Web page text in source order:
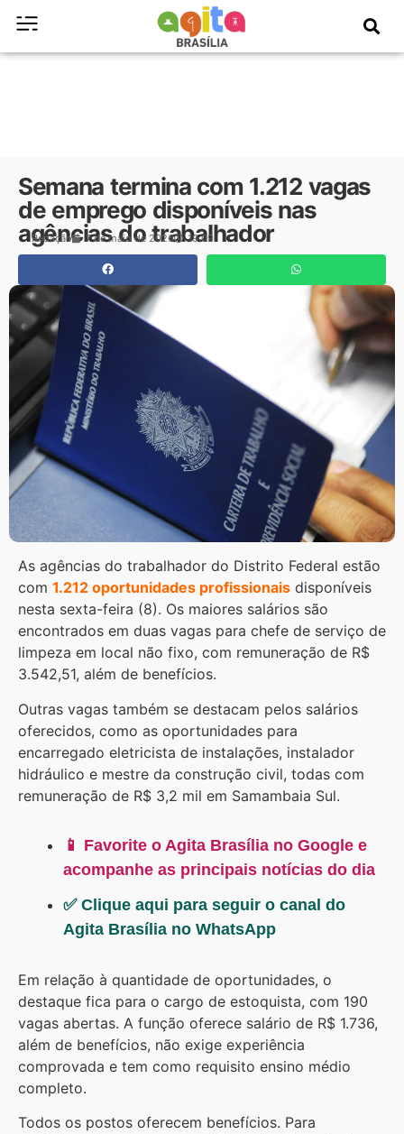
Semana termina com 1.212 vagas
de emprego disponíveis nas
agências do trabalhador
Redação 7 de maio de 2026 19:09
As agências do trabalhador do Distrito Federal estão
com 1.212 oportunidades profissionais disponíveis
nesta sexta-feira (8). Os maiores salários são
encontrados em duas vagas para chefe de serviço de
limpeza em local não fixo, com remuneração de R$
3.542,51, além de benefícios.
Outras vagas também se destacam pelos salários
oferecidos, como as oportunidades para
encarregado eletricista de instalações, instalador
hidráulico e mestre da construção civil, todas com
remuneração de R$ 3,2 mil em Samambaia Sul.
📱 Favorite o Agita Brasília no Google e
acompanhe as principais notícias do dia
✅ Clique aqui para seguir o canal do
Agita Brasília no WhatsApp
Em relação à quantidade de oportunidades, o
destaque fica para o cargo de estoquista, com 190
vagas abertas. A função oferece salário de R$ 1.736,
além de benefícios, não exige experiência
comprovada e tem como requisito ensino médio
completo.
Todos os postos oferecem benefícios. Para